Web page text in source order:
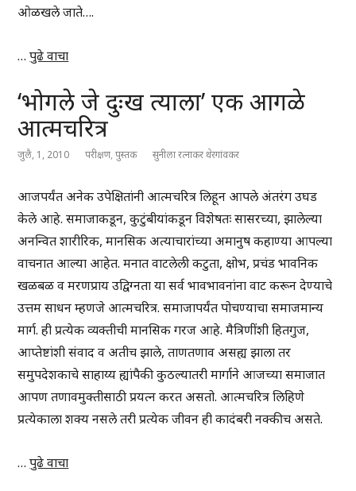
ओळखले जाते….
…पुढे वाचा
‘भोगले जे दुःख त्याला’ एक आगळे
आत्मचरित्र
जुलै, 1, 2010 परीक्षण,पुस्तक सुनीला रत्नाकर थेरगांवकर
आजपर्यंत अनेक उपेक्षितांनी आत्मचरित्र लिहून आपले अंतरंग उघड
केले आहे. समाजाकडून, कुटुंबीयांकडून विशेषतः सासरच्या, झालेल्या
अनन्वित शारीरिक, मानसिक अत्याचारांच्या अमानुष कहाण्या आपल्या
वाचनात आल्या आहेत. मनात वाटलेली कटुता, क्षोभ, प्रचंड भावनिक
खळबळ व मरणप्राय उद्विग्नता या सर्व भावभावनांना वाट करून देण्याचे
उत्तम साधन म्हणजे आत्मचरित्र. समाजापर्यंत पोचण्याचा समाजमान्य
मार्ग. ही प्रत्येक व्यक्तीची मानसिक गरज आहे. मैत्रिणींशी हितगुज,
आप्तेष्टांशी संवाद व अतीच झाले, ताणतणाव असह्य झाला तर
समुपदेशकाचे साहाय्य ह्यांपैकी कुठल्यातरी मार्गाने आजच्या समाजात
आपण तणावमुक्तीसाठी प्रयत्न करत असतो. आत्मचरित्र लिहिणे
प्रत्येकाला शक्य नसले तरी प्रत्येक जीवन ही कादंबरी नक्कीच असते.
…पुढे वाचा